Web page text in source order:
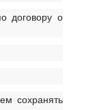
договору о
сохранять